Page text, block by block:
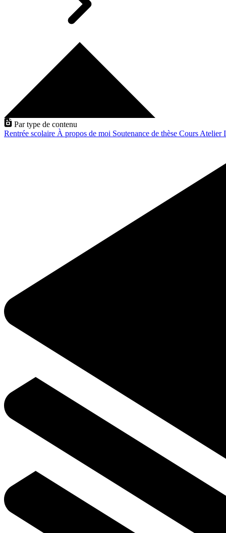
Par type de contenu
Rentrée scolaire À propos de moi Soutenance de thèse Cours Atelier